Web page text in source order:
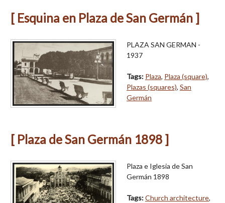
[ Esquina en Plaza de San Germán ]
PLAZA SAN GERMAN -
1937
Tags: Plaza, Plaza (square),
Plazas (squares), San
Germán
[ Plaza de San Germán 1898 ]
Plaza e Iglesia de San
Germán 1898
Tags:Church architecture,